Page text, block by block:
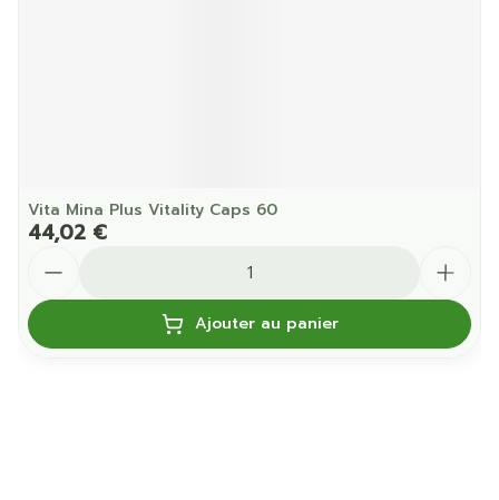
Vita Mina Plus Vitality Caps 60
44,02 €
Ajouter au panier